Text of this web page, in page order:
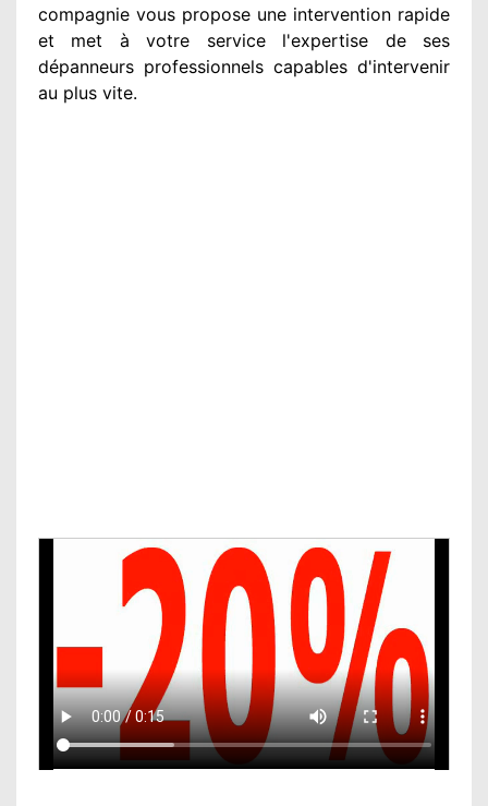
compagnie vous propose une intervention rapide
et met à votre servicel'expertise de ses
dépanneurs professionnels capables d'intervenir
au plus vite.